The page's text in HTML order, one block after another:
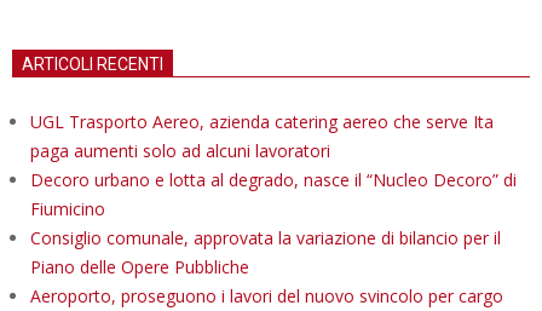
ARTICOLI RECENTI
UGL Trasporto Aereo, azienda catering aereo che serve Ita
paga aumenti solo ad alcuni lavoratori
Decoro urbano e lotta al degrado, nasce il “Nucleo Decoro” di
Fiumicino
Consiglio comunale, approvata la variazione di bilancio per il
Piano delle Opere Pubbliche
Aeroporto, proseguono i lavori del nuovo svincolo per cargo